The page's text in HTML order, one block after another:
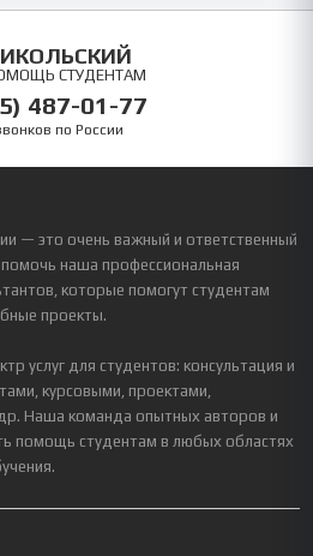
СТУДЕНТАМ
487-01-77
по России
— это очень важный и ответственный
наша профессиональная
которые помогут студентам
проекты.
услуг для студентов: консультация и
курсовыми, проектами,
Наша команда опытных авторов и
помощь студентам в любых областях